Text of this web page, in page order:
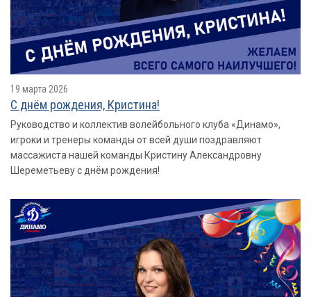
19 марта 2026
С днём рождения, Кристина!
Руководство и коллектив волейбольного клуба «Динамо»,
игроки и тренеры команды от всей души поздравляют
массажиста нашей команды Кристину Александровну
Шереметьеву с днём рождения!